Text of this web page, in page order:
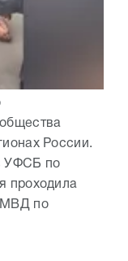
России.
УФСБ по
проходила
МВД по